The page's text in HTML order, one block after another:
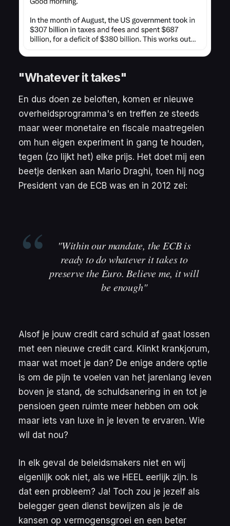
"Whatever it takes"
En dus doen ze beloften, komen er nieuwe
overheidsprogramma's en treffen ze steeds
maar weer monetaire en fiscale maatregelen
om hun eigen experiment in gang te houden,
tegen (zo lijkt het) elke prijs. Het doet mij een
beetje denken aan Mario Draghi, toen hij nog
President van de ECB was en in 2012 zei:
"Within our mandate, the ECB is
ready to do whatever it takes to
preserve the Euro. Believe me, it will
be enough"
Alsof je jouw credit card schuld af gaat lossen
met een nieuwe credit card. Klinkt krankjorum,
maar wat moet je dan? De enige andere optie
is om de pijn te voelen van het jarenlang leven
boven je stand, de schuldsanering in en tot je
pensioen geen ruimte meer hebben om ook
maar iets van luxe in je leven te ervaren. Wie
wil dat nou?
In elk geval de beleidsmakers niet en wij
eigenlijk ook niet, als we HEEL eerlijk zijn. Is
dat een probleem? Ja! Toch zou je jezelf als
belegger geen dienst bewijzen als je de
kansen op vermogensgroei en een beter